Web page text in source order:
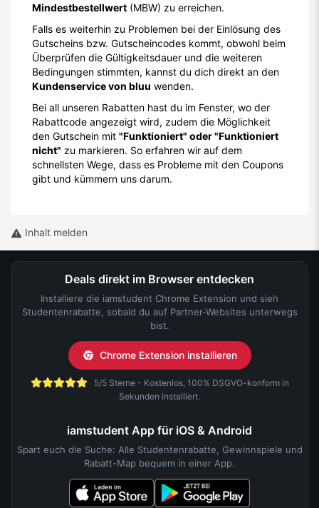
Mindestbestellwert (MBW) zu erreichen.
Falls es weiterhin zu Problemen bei der Einlösung des
Gutscheins bzw. Gutscheincodes kommt, obwohl beim
Überprüfen die Gültigkeitsdauer und die weiteren
Bedingungen stimmten, kannst du dich direkt an den
Kundenservice von bluu wenden.
Bei all unseren Rabatten hast du im Fenster, wo der
Rabattcode angezeigt wird, zudem die Möglichkeit
den Gutschein mit "Funktioniert" oder "Funktioniert
nicht" zu markieren. So erfahren wir auf dem
schnellsten Wege, dass es Probleme mit den Coupons
gibt und kümmern uns darum.
Inhalt melden
Deals direkt im Browser entdecken
Installiere die iamstudent Chrome Extension und sieh
Studentenrabatte, sobald du auf Partner-Websites unterwegs
bist.
Chrome Extension installieren
5/5 Sterne - Kostenlos, 100% DSGVO-konform in
Sekunden installiert.
iamstudent App für iOS & Android
Spart euch die Suche: Alle Studentenrabatte, Gewinnspiele und
Rabatt-Map bequem in einer App.